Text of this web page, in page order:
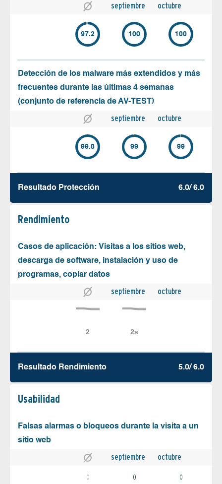
septiembre octubre
97.2 100 100
Detección de los malware más extendidos y más
frecuentes durante las últimas 4 semanas
(conjunto de referencia de AV-TEST)
septiembre octubre
99.8 99 99
Resultado Protección 6.0/ 6.0
Rendimiento
Casos de aplicación: Visitas a los sitios web,
descarga de software, instalación y uso de
programas, copiar datos
septiembre octubre
Resultado Rendimiento 5.0/ 6.0
Usabilidad
Falsas alarmas o bloqueos durante la visita a un
sitio web
septiembre octubre
0 0 0